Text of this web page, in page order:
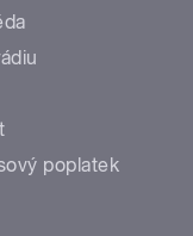
poplatek